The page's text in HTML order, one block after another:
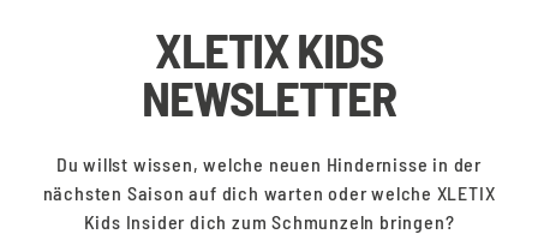
XLETIX KIDS
NEWSLETTER
Du willst wissen, welche neuen Hindernisse in der
nächsten Saison auf dich warten oder welche XLETIX
Kids Insider dich zum Schmunzeln bringen?